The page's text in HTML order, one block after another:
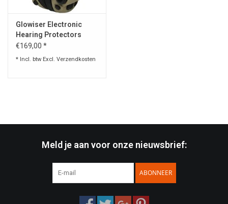
Survival
Glowiser Electronic
Hearing Protectors
€169,00 *
* Incl. btw Excl. Verzendkosten
Meld je aan voor onze nieuwsbrief:
ABONNEER